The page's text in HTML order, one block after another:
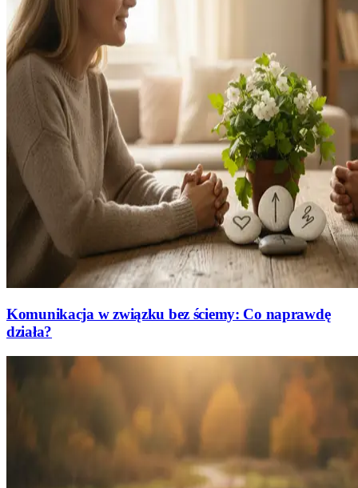
Komunikacja w związku bez ściemy: Co naprawdę
działa?